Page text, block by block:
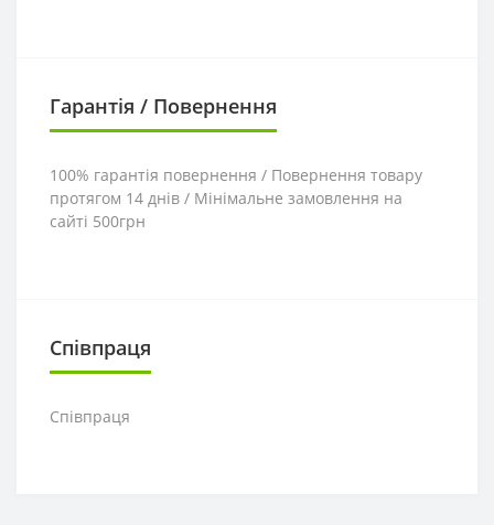
Гарантія / Повернення
100% гарантія повернення / Повернення товару
протягом 14 днів / Мінімальне замовлення на
сайті 500грн
Співпраця
Співпраця